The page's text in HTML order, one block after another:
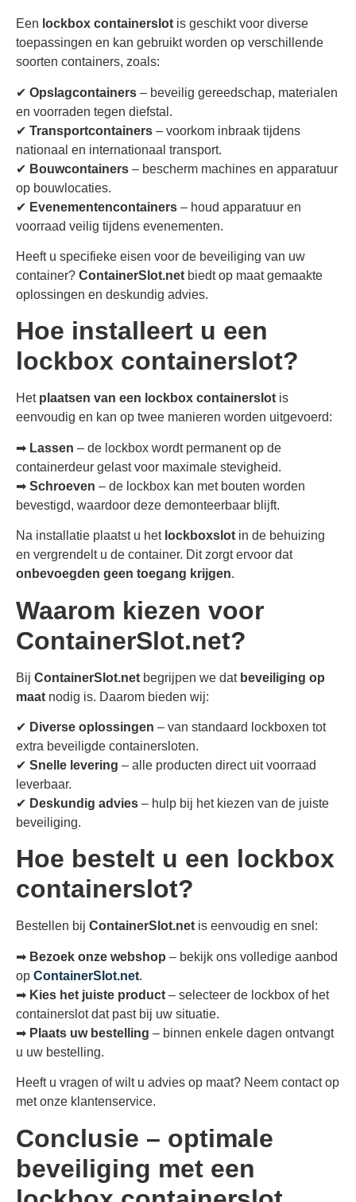
Een lockbox containerslot is geschikt voor diverse
toepassingen en kan gebruikt worden op verschillende
soorten containers, zoals:
✔ Opslagcontainers – beveilig gereedschap, materialen
en voorraden tegen diefstal.
✔ Transportcontainers – voorkom inbraak tijdens
nationaal en internationaal transport.
✔ Bouwcontainers – bescherm machines en apparatuur
op bouwlocaties.
✔ Evenementencontainers – houd apparatuur en
voorraad veilig tijdens evenementen.
Heeft u specifieke eisen voor de beveiliging van uw
container? ContainerSlot.net biedt op maat gemaakte
oplossingen en deskundig advies.
Hoe installeert u een
lockbox containerslot?
Het plaatsen van een lockbox containerslot is
eenvoudig en kan op twee manieren worden uitgevoerd:
➡ Lassen – de lockbox wordt permanent op de
containerdeur gelast voor maximale stevigheid.
➡ Schroeven – de lockbox kan met bouten worden
bevestigd, waardoor deze demonteerbaar blijft.
Na installatie plaatst u het lockboxslot in de behuizing
en vergrendelt u de container. Dit zorgt ervoor dat
onbevoegden geen toegang krijgen.
Waarom kiezen voor
ContainerSlot.net?
Bij ContainerSlot.net begrijpen we dat beveiliging op
maat nodig is. Daarom bieden wij:
✔ Diverse oplossingen – van standaard lockboxen tot
extra beveiligde containersloten.
✔ Snelle levering – alle producten direct uit voorraad
leverbaar.
✔ Deskundig advies – hulp bij het kiezen van de juiste
beveiliging.
Hoe bestelt u een lockbox
containerslot?
Bestellen bij ContainerSlot.net is eenvoudig en snel:
➡ Bezoek onze webshop – bekijk ons volledige aanbod
op ContainerSlot.net.
➡ Kies het juiste product – selecteer de lockbox of het
containerslot dat past bij uw situatie.
➡ Plaats uw bestelling – binnen enkele dagen ontvangt
u uw bestelling.
Heeft u vragen of wilt u advies op maat? Neem contact op
met onze klantenservice.
Conclusie – optimale
beveiliging met een